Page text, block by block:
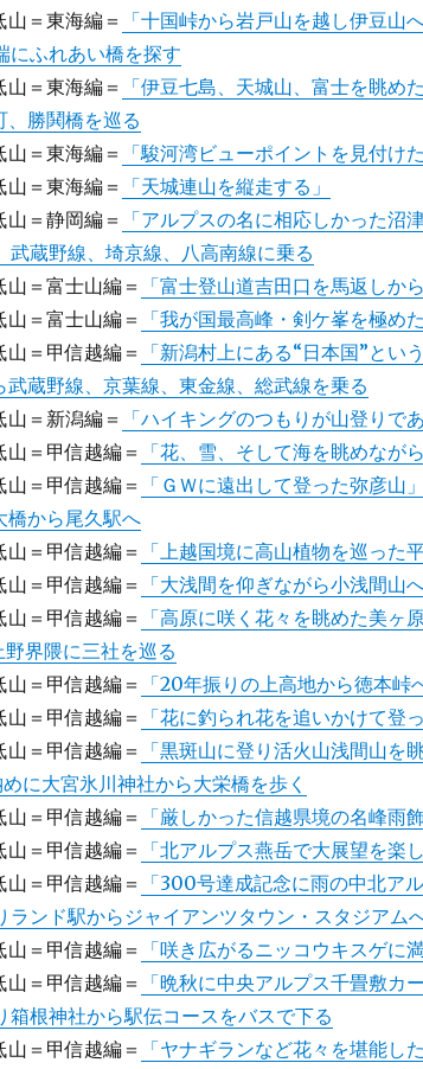
＝東海編＝
「十国峠から岩戸山を越し伊豆山へ
にふれあい橋を探す
＝東海編＝
「伊豆七島、天城山、富士を眺め
、勝鬨橋を巡る
＝東海編＝
「駿河湾ビューポイントを見付け
＝東海編＝
「天城連山を縦走する」
＝静岡編＝
「アルプスの名に相応しかった沼
武蔵野線、埼京線、八高南線に乗る
＝富士山編＝
「富士登山道吉田口を馬返しか
＝富士山編＝
「我が国最高峰・剣ケ峯を極め
＝甲信越編＝
「新潟村上にある“日本国”とい
武蔵野線、京葉線、東金線、総武線を乗る
＝新潟編＝
「ハイキングのつもりが山登りで
＝甲信越編＝
「花、雪、そして海を眺めなが
＝甲信越編＝
「ＧＷに遠出して登った弥彦山」
橋から尾久駅へ
＝甲信越編＝
「上越国境に高山植物を巡った
＝甲信越編＝
「大浅間を仰ぎながら小浅間山
＝甲信越編＝
「高原に咲く花々を眺めた美ヶ原
界隈に三社を巡る
＝甲信越編＝
「20年振りの上高地から徳本峠
＝甲信越編＝
「花に釣られ花を追いかけて登
＝甲信越編＝
「黒斑山に登り活火山浅間山を
に大宮氷川神社から大栄橋を歩く
＝甲信越編＝
「厳しかった信越県境の名峰雨飾
＝甲信越編＝
「北アルプス燕岳で大展望を楽し
＝甲信越編＝
「300号達成記念に雨の中北ア
ランド駅からジャイアンツタウン・スタジアム
＝甲信越編＝
「咲き広がるニッコウキスゲに
＝甲信越編＝
「晩秋に中央アルプス千畳敷カ
箱根神社から駅伝コースをバスで下る
＝甲信越編＝
「ヤナギランなど花々を堪能し